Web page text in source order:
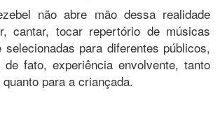
não abre mão dessa realidade
cantar, tocar repertório de músicas
selecionadas para diferentes públicos,
de fato, experiência envolvente, tanto
para a criançada.